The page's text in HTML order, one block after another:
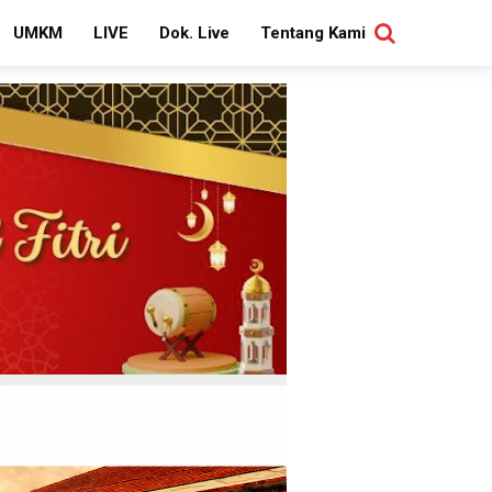
UMKM LIVE Dok. Live Tentang Kami
SEARCH